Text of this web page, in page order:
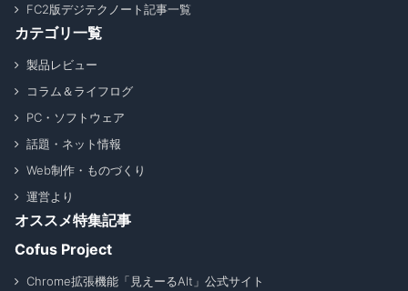
FC2版デジテクノート記事一覧
カテゴリ一覧
製品レビュー
コラム＆ライフログ
PC・ソフトウェア
話題・ネット情報
Web制作・ものづくり
運営より
オススメ特集記事
Cofus Project
Chrome拡張機能「見えーるAlt」公式サイト